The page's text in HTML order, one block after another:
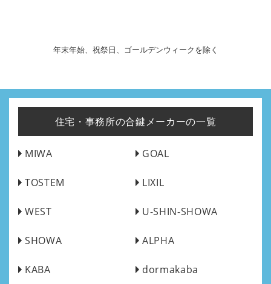
年末年始、祝祭日、ゴールデンウィークを除く
住宅・事務所の合鍵メーカーの一覧
MIWA GOAL
TOSTEM LIXIL
WEST U-SHIN-SHOWA
SHOWA ALPHA
KABA dormakaba